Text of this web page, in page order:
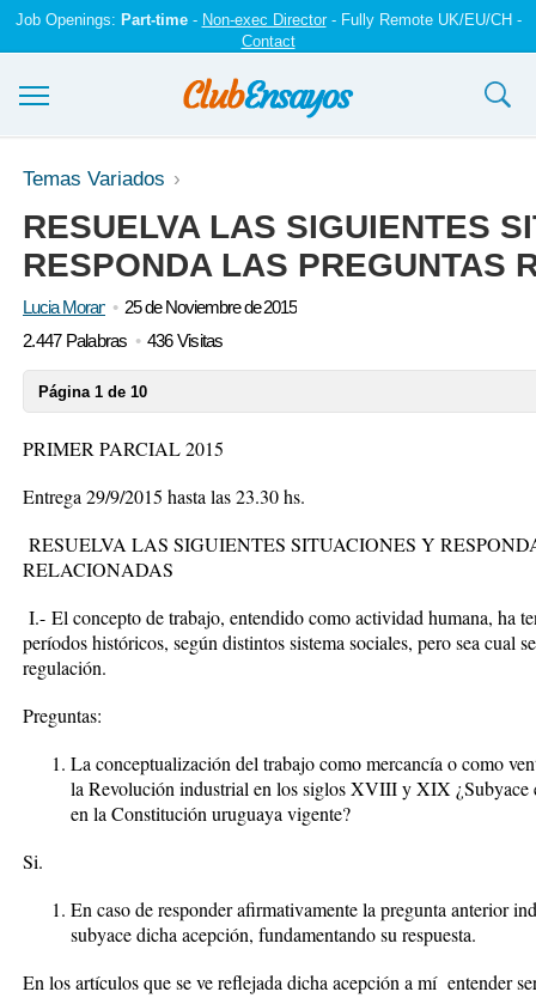
Job Openings: Part-time- Non-exec Director- Fully Remote UK/EU/CH -
Contact
Ensayos y trabajos
Registrarse
Iniciar sesión
Temas Variados
RESUELVA LAS SIGUIENTES
RESPONDA LAS PREGUNTAS
Lucia Moran
25 de Noviembre de 2015
2.447 Palabras
436 Visitas
Página 1 de 10
PRIMER PARCIAL 2015
Entrega 29/9/2015 hasta las 23.30 hs.
RESUELVA LAS SIGUIENTES SITUACIONES Y
RELACIONADAS
I.- El concepto de trabajo, entendido como actividad humana, ha
períodos históricos, según distintos sistema sociales, pero sea cual
regulación.
Preguntas:
La conceptualización del trabajo como mercancía o como
la Revolución industrial en los siglos XVIII y XIX ¿Subyace
en la Constitución uruguaya vigente?
Si.
En caso de responder afirmativamente la pregunta anterior
subyace dicha acepción, fundamentando su respuesta.
En los artículos que se ve reflejada dicha acepción a mí entender